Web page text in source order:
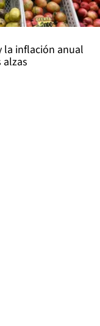
la inflación anual